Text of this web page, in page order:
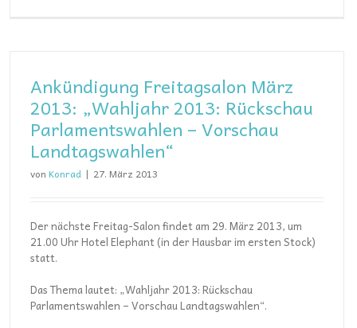
Ankündigung Freitagsalon März
2013: „Wahljahr 2013: Rückschau
Parlamentswahlen – Vorschau
Landtagswahlen“
von Konrad | 27. März 2013
Der nächste Freitag-Salon findet am 29. März 2013, um
21.00 Uhr Hotel Elephant (in der Hausbar im ersten Stock)
statt.
Das Thema lautet: „Wahljahr 2013: Rückschau
Parlamentswahlen – Vorschau Landtagswahlen“.